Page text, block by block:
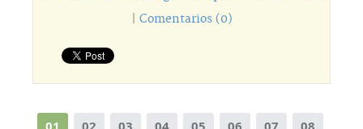
Comentarios (0)